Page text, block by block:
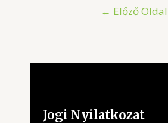
Bejegyzések
← Előző Oldal
Jogi Nyilatkozat